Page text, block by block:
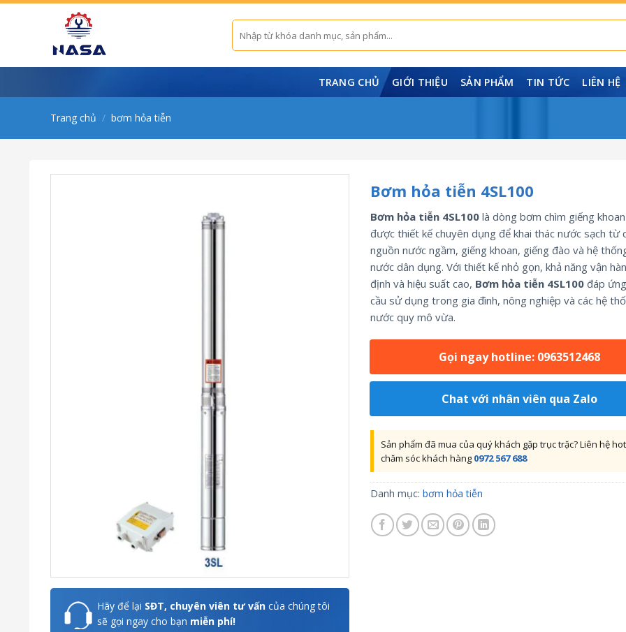
Skip
Tìm
kiếm:
TRANG CHỦ GIỚI THIỆU SẢN PHẨM TIN TỨC LIÊN HỆ
Trang chủ / bơm hỏa tiễn
Hãy để lại SĐT, chuyên viên tư vấn của chúng tôi
sẽ gọi ngay cho bạn miễn phí!
Bơm hỏa tiễn 4SL100
Bơm hỏa tiễn 4SL100là dòng bơm chìm giếng
được thiết kế chuyên dụng để khai thác nước sạch từ
nguồn nước ngầm, giếng khoan, giếng đào và hệ
nước dân dụng. Với thiết kế nhỏ gọn, khả năng vận
định và hiệu suất cao, Bơm hỏa tiễn 4SL100đáp
cầu sử dụng trong gia đình, nông nghiệp và các hệ
nước quy mô vừa.
Gọi ngay hotline: 0963512468
Chat với nhân viên qua Zalo
Sản phẩm đã mua của quý khách gặp trục trặc? Liên hệ
chăm sóc khách hàng 0972 567 688
Danh mục: bơm hỏa tiễn